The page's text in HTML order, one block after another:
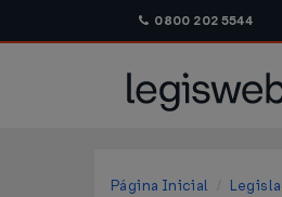
0800 202 5544
Página Inicial